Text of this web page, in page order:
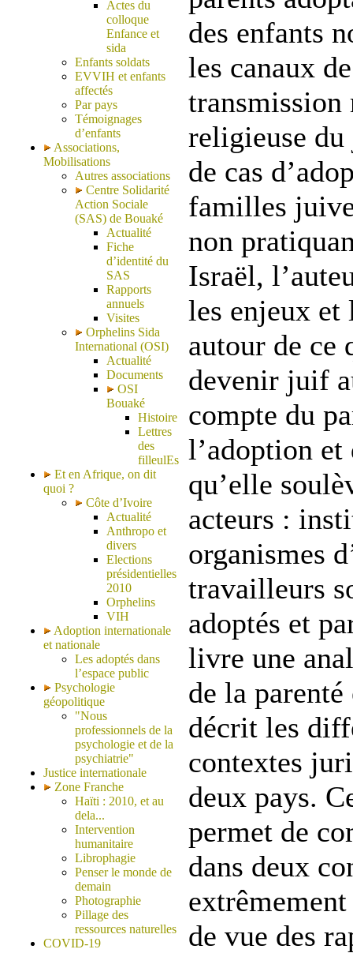
Actes du
colloque
Enfance et
sida
Enfants soldats
EVVIH et enfants
affectés
Par pays
Témoignages
d’enfants
Associations,
Mobilisations
Autres associations
Centre Solidarité
Action Sociale
(SAS) de Bouaké
Actualité
Fiche
d’identité du
SAS
Rapports
annuels
Visites
Orphelins Sida
International (OSI)
Actualité
Documents
OSI
Bouaké
Histoire
Lettres
des
filleulEs
Et en Afrique, on dit
quoi ?
Côte d’Ivoire
Actualité
Anthropo et
divers
Elections
présidentielles
2010
Orphelins
VIH
Adoption internationale
et nationale
Les adoptés dans
l’espace public
Psychologie
géopolitique
"Nous
professionnels de la
psychologie et de la
psychiatrie"
Justice internationale
Zone Franche
Haïti : 2010, et au
dela...
Intervention
humanitaire
Librophagie
Penser le monde de
demain
Photographie
Pillage des
ressources naturelles
COVID-19
des enfants
les canaux
religieuse
de cas
familles
non
Israël,
les enjeux et
autour de ce
devenir juif
compte du
l’adoption et
qu’elle
acteurs :
organismes
travailleurs
adoptés et
livre une
de la
décrit les
contextes
deux pays.
permet de
dans deux
de vue des